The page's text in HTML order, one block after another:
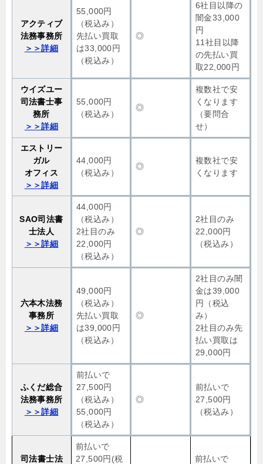
アクティブ
法務事務所
＞＞詳細
55,000円
（税込み）
先払い買取
は33,000円
（税込み）
◎
6社目以降の
闇金33,000
円
11社目以降
の先払い買
取22,000円
ウイズユー
司法書士事
務所
＞＞詳細
55,000円
（税込み）
◎
複数社で安
くなります
（要問合
せ）
エストリー
ガル
オフィス
＞＞詳細
44,000円
（税込み）
◎
複数社で安
くなります
SAO司法書
士法人
＞＞詳細
44,000円
（税込み）
2社目のみ
22,000円
（税込み）
◎
2社目のみ
22,000円
（税込み）
六本木法務
事務所
＞＞詳細
49,000円
（税込み）
先払い買取
は39,000円
（税込み）
◎
2社目のみ闇
金は39,000
円（税込
み）
2社目のみ先
払い買取は
29,000円
ふくだ総合
法務事務所
＞＞詳細
前払いで
27,500円
（税込み）
55,000円
（税込み）
◎
前払いで
27,500円
（税込み）
司法書士法
前払いで
27,500円(税
前払いで